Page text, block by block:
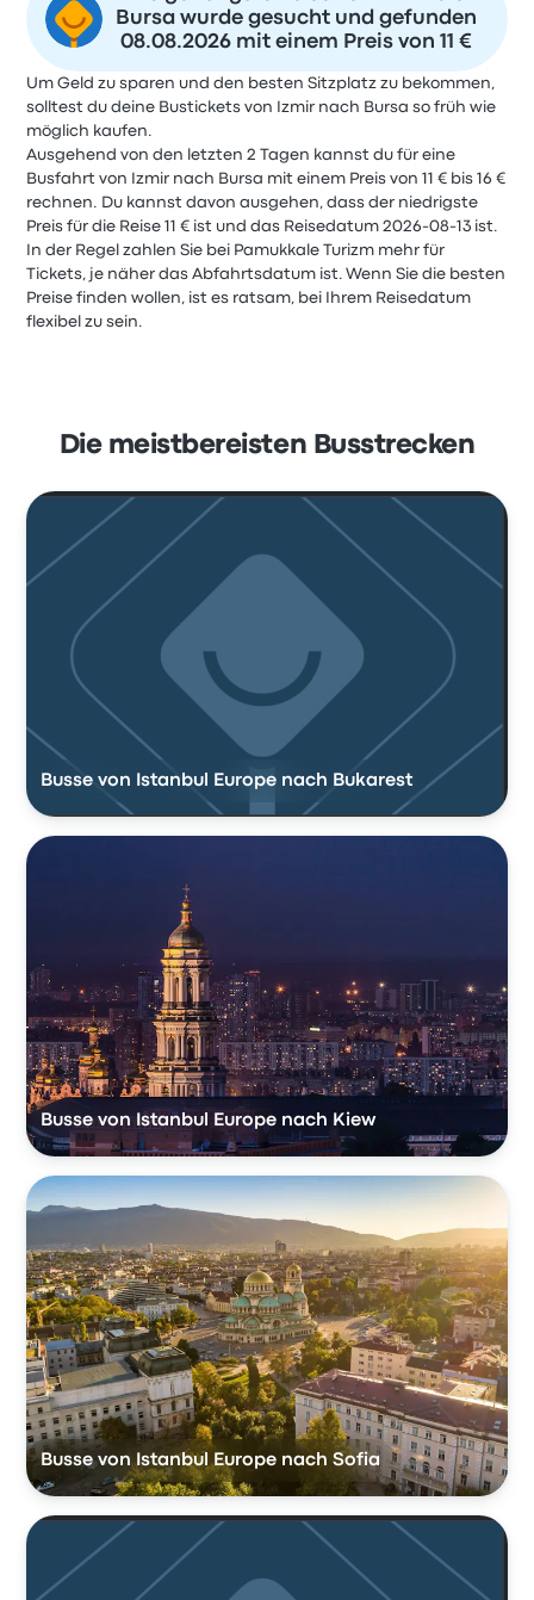
Bursa wurde gesucht und gefunden
08.08.2026 mit einem Preis von 11 €
Um Geld zu sparen und den besten Sitzplatz zu bekommen,
solltest du deine Bustickets von Izmir nach Bursa so früh wie
möglich kaufen.
Ausgehend von den letzten 2 Tagen kannst du für eine
Busfahrt von Izmir nach Bursa mit einem Preis von 11 € bis 16 €
rechnen. Du kannst davon ausgehen, dass der niedrigste
Preis für die Reise 11 € ist und das Reisedatum 2026-08-13 ist.
In der Regel zahlen Sie bei Pamukkale Turizm mehr für
Tickets, je näher das Abfahrtsdatum ist. Wenn Sie die besten
Preise finden wollen, ist es ratsam, bei Ihrem Reisedatum
flexibel zu sein.
Die meistbereisten Busstrecken
Busse von Istanbul Europe nach Bukarest
Busse von Istanbul Europe nach Kiew
Busse von Istanbul Europe nach Sofia